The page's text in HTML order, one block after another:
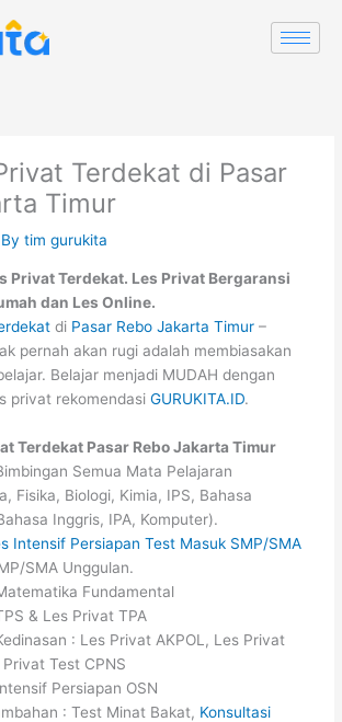
Terdekat di Pasar
Timur
tim gurukita
PrivatTerdekat. Les Privat Bergaransi
dan Les Online.
di Pasar Rebo Jakarta Timur –
pernah akan rugi adalah membiasakan
Belajar menjadi MUDAH dengan
privat rekomendasiGURUKITA.ID.
Terdekat Pasar Rebo Jakarta Timur
Semua Mata Pelajaran
Fisika, Biologi, Kimia, IPS, Bahasa
Inggris, IPA, Komputer).
Intensif Persiapan Test Masuk SMP/SMA
SMA Unggulan.
Fundamental
& Les Privat TPA
: Les Privat AKPOL, Les Privat
Test CPNS
Persiapan OSN
: Test Minat Bakat, Konsultasi